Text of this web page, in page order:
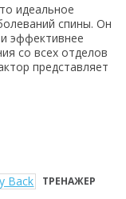
идеальное
спины. Он
эффективнее
со всех отделов
представляет
ТРЕНАЖЕР